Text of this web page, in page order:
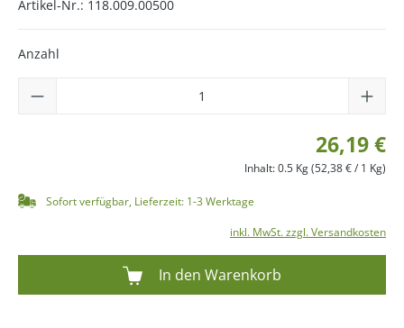
Artikel-Nr.: 118.009.00500
Anzahl
26,19 €
Inhalt:0.5 Kg(52,38 € / 1 Kg)
Sofort verfügbar, Lieferzeit: 1-3 Werktage
inkl. MwSt. zzgl. Versandkosten
In den Warenkorb